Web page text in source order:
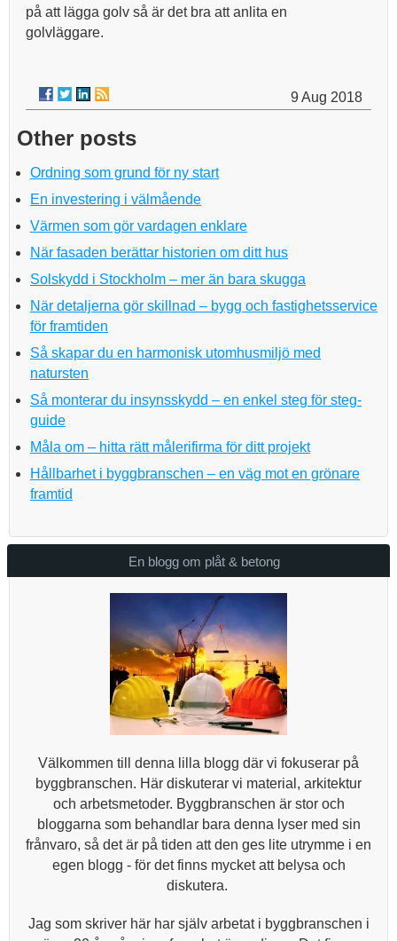
på att lägga golv så är det bra att anlita en
golvläggare.
9 Aug 2018
Other posts
Ordning som grund för ny start
En investering i välmående
Värmen som gör vardagen enklare
När fasaden berättar historien om ditt hus
Solskydd i Stockholm – mer än bara skugga
När detaljerna gör skillnad – bygg och fastighetsservice
för framtiden
Så skapar du en harmonisk utomhusmiljö med
natursten
Så monterar du insynsskydd – en enkel steg för steg-
guide
Måla om – hitta rätt målerifirma för ditt projekt
Hållbarhet i byggbranschen – en väg mot en grönare
framtid
En blogg om plåt & betong
Välkommen till denna lilla blogg där vi fokuserar på
byggbranschen. Här diskuterar vi material, arkitektur
och arbetsmetoder. Byggbranschen är stor och
bloggarna som behandlar bara denna lyser med sin
frånvaro, så det är på tiden att den ges lite utrymme i en
egen blogg - för det finns mycket att belysa och
diskutera.
Jag som skriver här har själv arbetat i byggbranschen i